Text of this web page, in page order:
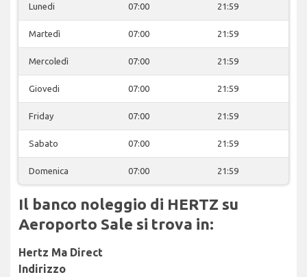
Lunedi 07:00 21:59
Martedì 07:00 21:59
Mercoledì 07:00 21:59
Giovedi 07:00 21:59
Friday 07:00 21:59
Sabato 07:00 21:59
Domenica 07:00 21:59
Il banco noleggio di HERTZ su
Aeroporto Sale si trova in:
Hertz Ma Direct
Indirizzo